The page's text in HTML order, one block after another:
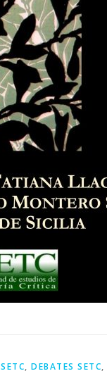
, DEBATES SETC,